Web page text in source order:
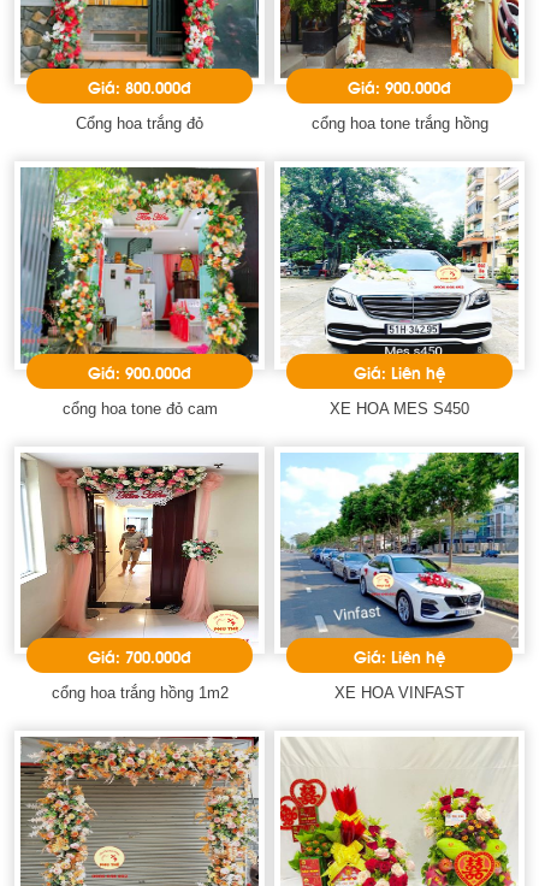
Giá: 800.000đ
Cổng hoa trắng đỏ
Giá: 900.000đ
cổng hoa tone trắng hồng
Giá: 900.000đ
cổng hoa tone đỏ cam
Giá: Liên hệ
XE HOA MES S450
Giá: 700.000đ
cổng hoa trắng hồng 1m2
Giá: Liên hệ
XE HOA VINFAST